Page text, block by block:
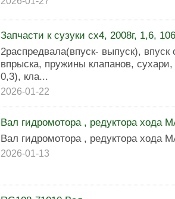
Запчасти к сузуки сх4, 2008г, 1,6,
2распредвала(впуск- выпуск),
впрыска, пружины клапанов,
0,3), кла...
2026-01-22
Вал гидромотора , редуктора хода
Вал гидромотора , редуктора хода
2026-01-13